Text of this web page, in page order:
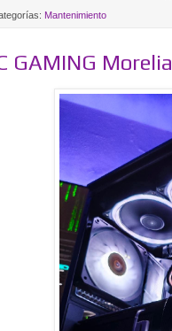
Mantenimiento
GAMING Morelia